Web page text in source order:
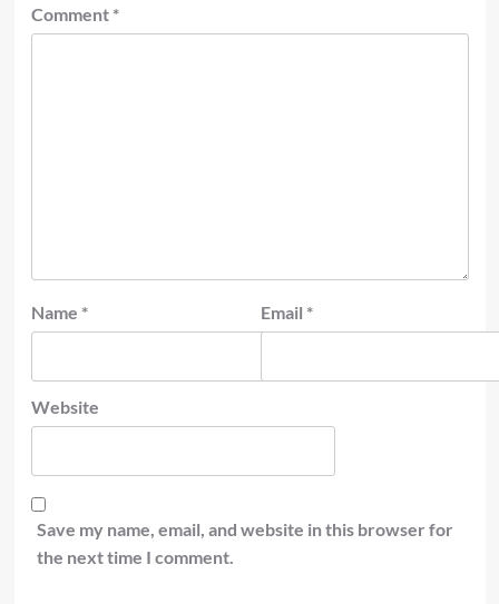
Comment *
Name * Email *
Website
Save my name, email, and website in this browser for
the next time I comment.